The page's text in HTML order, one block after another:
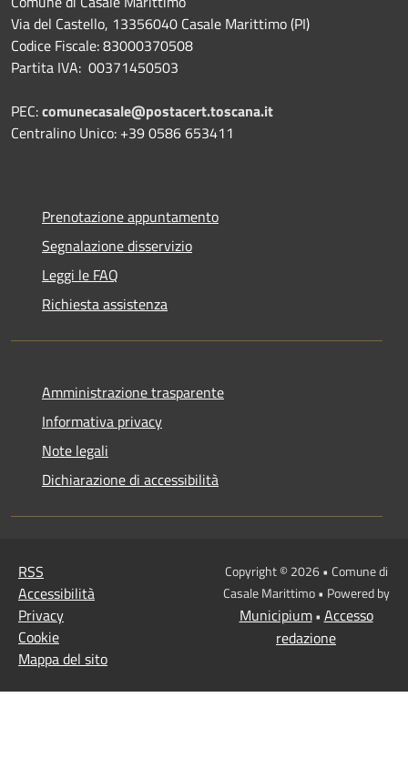
Via del Castello, 13356040 Casale Marittimo (PI)
Codice Fiscale: 83000370508
Partita IVA: 00371450503
PEC:comunecasale@postacert.toscana.it
Centralino Unico: +39 0586 653411
Prenotazione appuntamento
Segnalazione disservizio
Leggi le FAQ
Richiesta assistenza
Amministrazione trasparente
Informativa privacy
Note legali
Dichiarazione di accessibilità
RSS
Accessibilità
Privacy
Cookie
Mappa del sito
Copyright © 2026 • Comune di
Casale Marittimo • Powered by
Municipium• Accesso
redazione